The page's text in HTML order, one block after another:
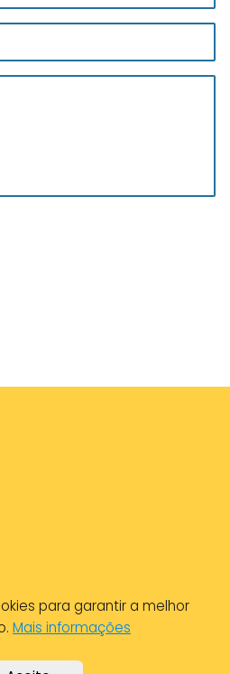
para garantir a melhor
Mais informações